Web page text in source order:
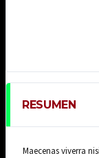
RESUMEN
Maecenas viverra